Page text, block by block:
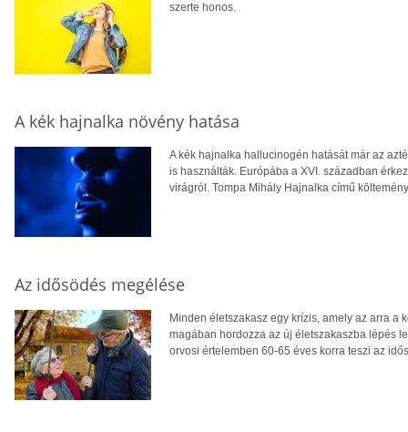
szerte honos.
A kék hajnalka növény hatása
A kék hajnalka hallucinogén hatását már az
is használták. Európába a XVI. században
virágról. Tompa Mihály Hajnalka című
Az idősödés megélése
Minden életszakasz egy krízis, amely az arra
magában hordozza az új életszakaszba lépés
orvosi értelemben 60-65 éves korra teszi az